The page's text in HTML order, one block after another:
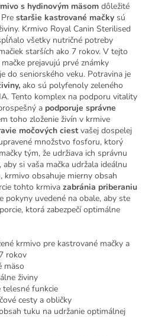
s hydinovým mäsom dôležité
staršie kastrované mačky sú
Krmivo Royal Canin Sterilised
všetky nutričné potreby
starších ako 7 rokov. V tejto
prejavujú prvé známky
do seniorského veku. Potravina je
ako sú polyfenoly zeleného
Tento komplex na podporu vitality
a podporuje správne
toho zloženie živín v krmive
močových ciestvašej dospelej
množstvo fosforu, ktorý
tým, že udržiava ich správnu
si vaša mačka udržala ideálnu
krmivo obsahuje mierny obsah
tohto krmiva zabránia priberaniu
pokyny uvedené na obale, aby ste
ktorá zabezpečí optimálne
krmivo pre kastrované mačky a
rokov
mäso
živiny
telesné funkcie
cesty a obličky
tuku na udržanie optimálnej